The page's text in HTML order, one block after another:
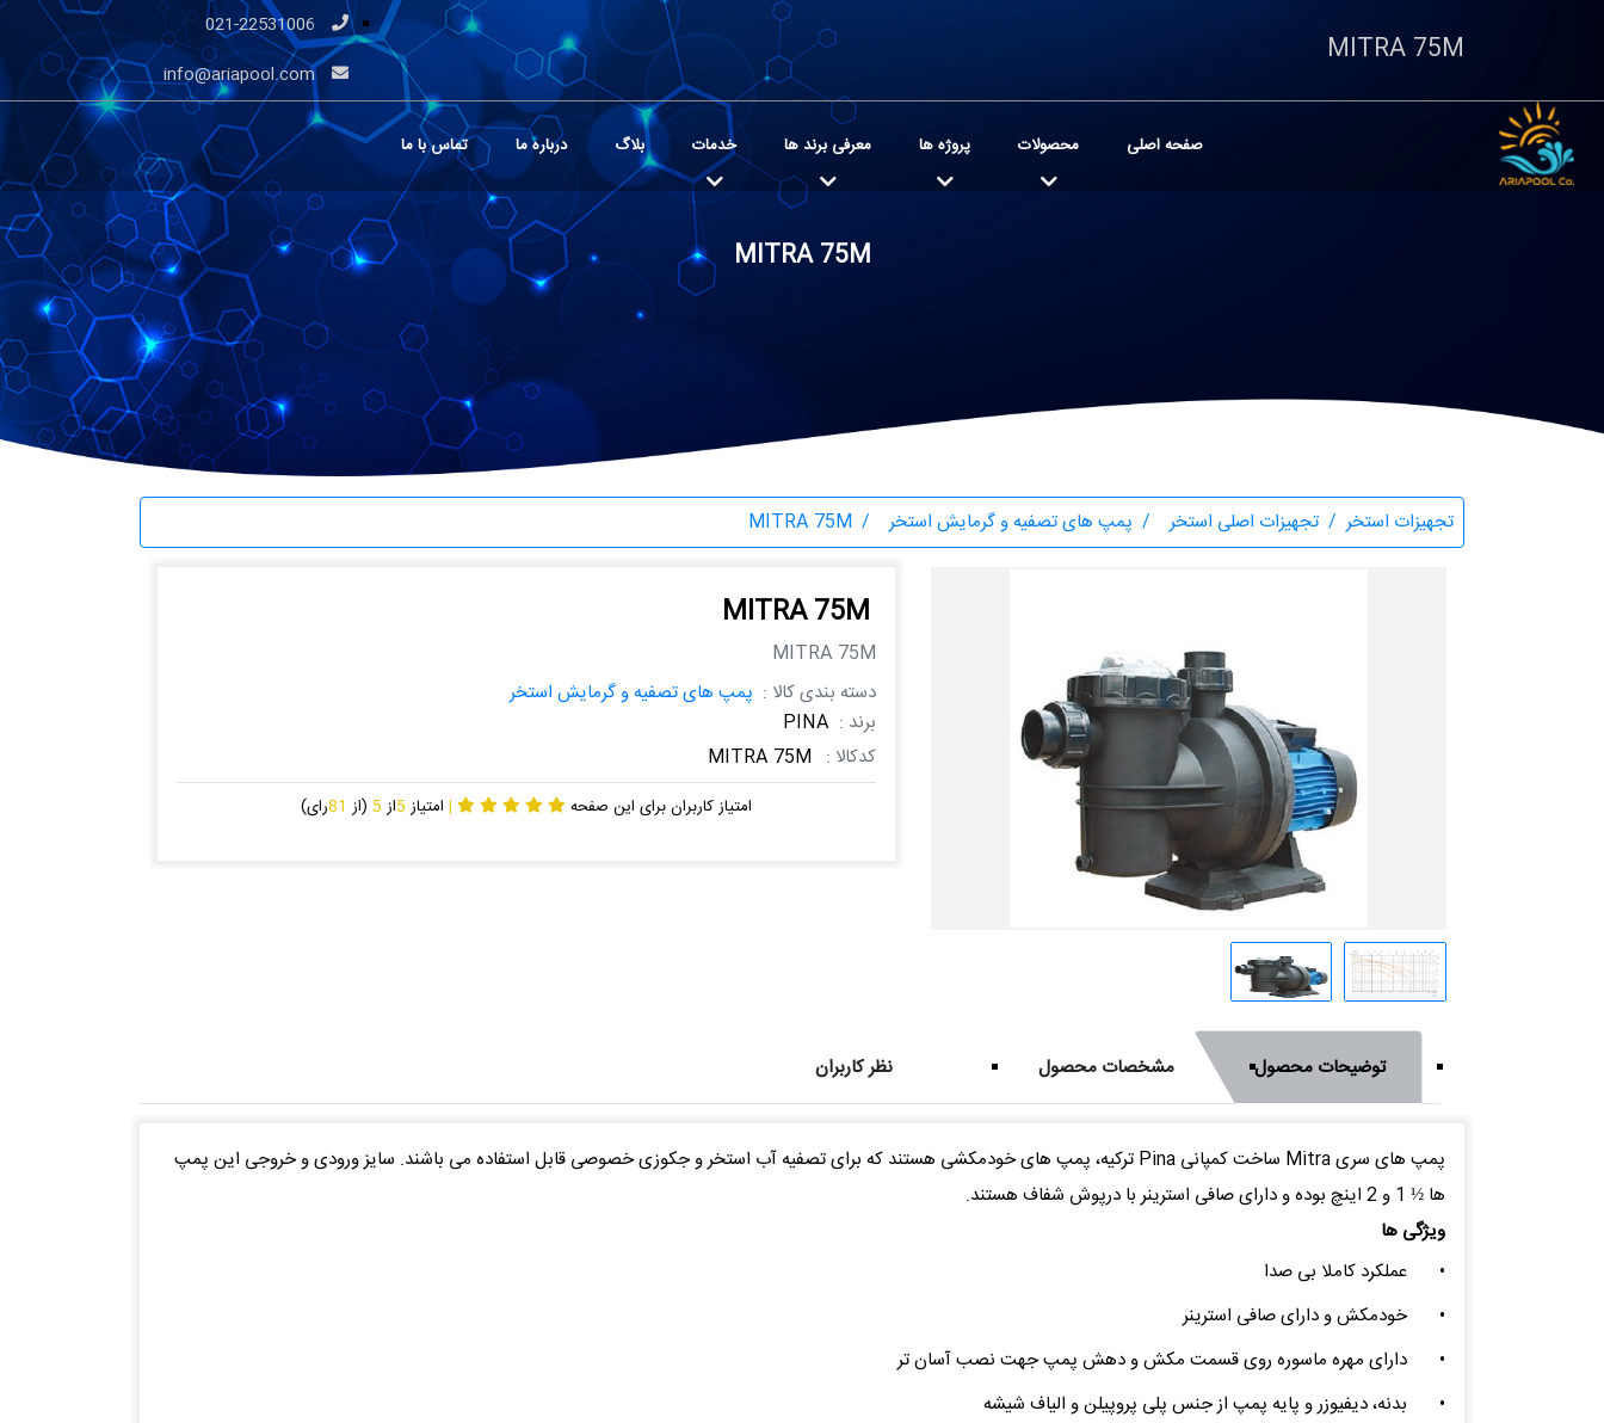
MITRA 75M
info@ariapool.com
صفحه اصلی محصولات پروژه ها معرفی برند ها خدمات بلاگ درباره ما تماس با ما
MITRA 75M
تجهیزات استخر تجهیزات اصلی استخر پمپ های تصفیه و گرمایش استخر MITRA 75M
MITRA 75M
MITRA 75M
دسته بندی کالا : پمپ های تصفیه و گرمایش استخر
برند : PINA
کدکالا : MITRA 75M
امتیاز کاربران برای این صفحه | امتیاز 5از 5 (از 81رای)
توضیحات محصول مشخصات محصول نظر کاربران
پمپ های سری Mitra ساخت کمپانی Pina ترکیه، پمپ های خودمکشی هستند که برای تصفیه آب استخر و جکوزی خصوصی قابل استفاده می باشند. سایز ورودی و خروجی این پمپ
ها ½ 1 و 2 اینچ بوده و دارای صافی استرینر با درپوش شفاف هستند.
ویژگی ها
•
عملکرد کاملا بی صدا
•
خودمکش و دارای صافی استرینر
•
دارای مهره ماسوره روی قسمت مکش و دهش پمپ جهت نصب آسان تر
•
بدنه، دیفیوزر و پایه پمپ از جنس پلی پروپیلن و الیاف شیشه